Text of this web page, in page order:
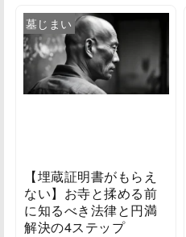
墓じまい
【埋蔵証明書がもらえ
ない】お寺と揉める前
に知るべき法律と円満
解決の4ステップ